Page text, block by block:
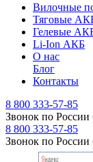
Вилочные
Тяговые
Гелевые
Li-Ion АКБ
О нас
Блог
Контакты
8 800 333-57-85
Звонок по России
8 800 333-57-85
Звонок по России